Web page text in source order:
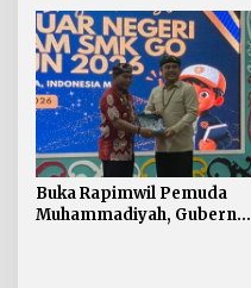
Perang Dagang Global
Buka Rapimwil Pemuda
Muhammadiyah, Gubernur